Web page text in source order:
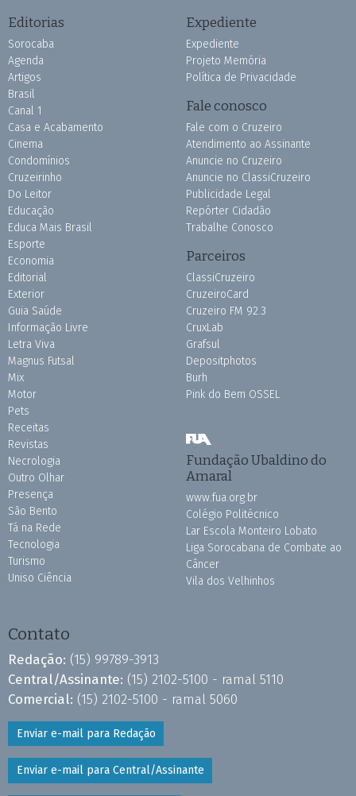
Editorias
Sorocaba
Agenda
Artigos
Brasil
Canal 1
Casa e Acabamento
Cinema
Condomínios
Cruzeirinho
Do Leitor
Educação
Educa Mais Brasil
Esporte
Economia
Editorial
Exterior
Guia Saúde
Informação Livre
Letra Viva
Magnus Futsal
Mix
Motor
Pets
Receitas
Revistas
Necrologia
Outro Olhar
Presença
São Bento
Tá na Rede
Tecnologia
Turismo
Uniso Ciência
Expediente
Expediente
Projeto Memória
Política de Privacidade
Fale conosco
Fale com o Cruzeiro
Atendimento ao Assinante
Anuncie no Cruzeiro
Anuncie no ClassiCruzeiro
Publicidade Legal
Repórter Cidadão
Trabalhe Conosco
Parceiros
ClassiCruzeiro
CruzeiroCard
Cruzeiro FM 92.3
CruxLab
Grafsul
Depositphotos
Burh
Pink do Bem OSSEL
Fundação Ubaldino do
Amaral
www.fua.org.br
Colégio Politécnico
Lar Escola Monteiro Lobato
Liga Sorocabana de Combate ao
Câncer
Vila dos Velhinhos
Contato
Redação: (15) 99789-3913
Central/Assinante: (15) 2102-5100 - ramal 5110
Comercial: (15) 2102-5100 - ramal 5060
Enviar e-mail para Redação
Enviar e-mail para Central/Assinante